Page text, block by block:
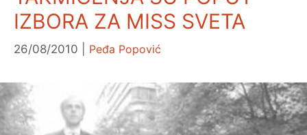
KULTURA
VIŠE OD TWITA
IZBORA ZA MISS SVETA
26/08/2010 Peđa Popović